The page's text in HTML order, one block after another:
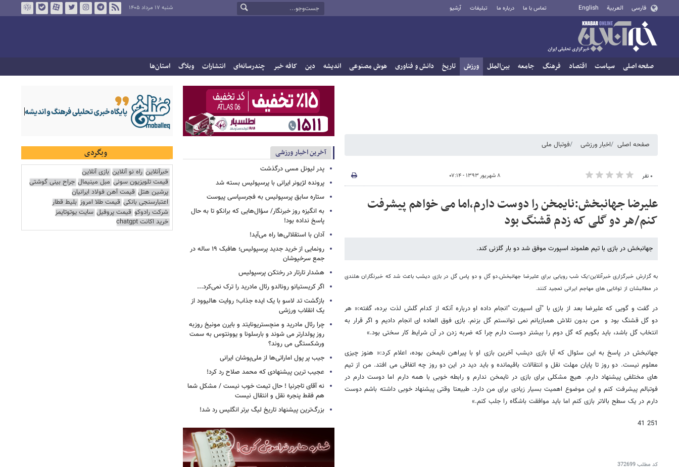
فارسی العربية English تماس با ما درباره ما تبلیغات آرشیو شنبه ۱۷ مرداد ۱۴۰۵
صفحه اصلی سیاست اقتصاد فرهنگ جامعه بین‌الملل ورزش تاریخ دانش و فناوری هوش مصنوعی اندیشه دین کافه خبر چندرسانه‌ای انتشارات وبلاگ استان‌ها
صفحه اصلی اخبار ورزشی فوتبال ملی
۰ نفر ۸ شهریور ۱۳۹۳ - ۰۷:۱۴
علیرضا جهانبخش:نایمخن را دوست دارم،اما می خواهم پیشرفت
کنم/هر دو گلی که زدم قشنگ بود
جهانبخش در بازی با تیم هلموند اسپورت موفق شد دو بار گلزنی کند.
به گزارش خبرگزاری خبرآنلاین؛یک شب رویایی برای علیرضا جهانبخش.دو گل و دو پاس گل در بازی دیشب باعث شد که خبرنگاران هلندی
در مطالبشان از توانایی های مهاجم ایرانی تمجید کنند.
در گفت و گویی که علیرضا بعد از بازی با "آی اسپورت "انجام داده او درباره آنکه از کدام گلش لذت برده، گفته:« هر
دو گل قشنگ بود و من بدون تلاش همبازیانم نمی توانستم گل بزنم. بازی فوق العاده ای انجام دادیم و اگر قرار به
انتخاب گل باشد، باید بگویم که گل دوم را بیشتر دوست دارم چرا که ضربه زدن در آن شرایط کار سختی بود.»
جهانبخش در پاسخ به این سئوال که آیا بازی دیشب آخرین بازی او با پیراهن نایمخن بوده، اعلام کرد:« هنوز چیزی
معلوم نیست. دو روز تا پایان مهلت نقل و انتقالات باقیمانده و باید دید در این دو روز چه اتفاقی می افتد. من از تیم
های مختلفی پیشنهاد دارم. هیچ مشکلی برای بازی در نایمخن ندارم و رابطه خوبی با همه دارم اما دوست دارم در
فوتبالم پیشرفت کنم و این موضوع اهمیت بسیار زیادی برای من دارد. طبیعتا وقتی پیشنهاد خوبی داشته باشم دوست
دارم در یک سطح بالاتر بازی کنم اما باید موافقت باشگاه را جلب کنم.»
251 41
کد مطلب372699
آخرین اخبار ورزشی
پدر لیونل مسی درگذشت
پرونده لژیونر ایرانی با پرسپولیس بسته شد
ستاره سابق پرسپولیس به فجرسپاسی پیوست
به انگیزه روز خبرنگار/ سؤال‌هایی که برانکو تا به حال
پاسخ نداده بود!
آدان با استقلالی‌ها راه می‌آید!
رونمایی از خرید جدید پرسپولیس؛ هافبک ۱۹ ساله در
جمع سرخپوشان
هشدار تارتار در رختکن پرسپولیس
اگر کریستیانو رونالدو رئال مادرید را ترک نمی‌کرد...
بازگشت تد لاسو با یک ایده جذاب؛ روایت هالیوود از
یک انقلاب ورزشی
چرا رئال مادرید و منچستریونایتد و بایرن مونیخ روزبه
روز پولدارتر می شوند و بارسلونا و یوونتوس به سمت
ورشکستگی می روند؟
جیب پر پول اماراتی‌ها از ملی‌پوشان ایرانی
عجیب ترین پیشنهادی که محمد صلاح رد کرد!
نه آقای تاجرنیا ! حال تیمت خوب نیست / مشکل شما
هم فقط پنجره نقل و انتقال نیست
بزرگ‌ترین پیشنهاد تاریخ لیگ برتر انگلیس رد شد!
وبگردی
خبرآنلاین راه نو آنلاین بازی آنلاین
قیمت تلویزیون سونی مبل مینیمال جراح بینی گوشتی
پرشین هتل قیمت آهن فولاد ایرانیان
اعتبارسنجی بانکی قیمت طلا امروز بلیط قطار
شرکت رادوکو قیمت پروفیل سایت یوتوتایمز
خرید اکانت chatgpt